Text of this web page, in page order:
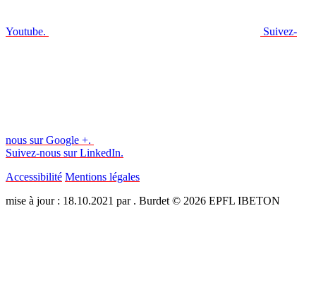
Youtube. Suivez-
nous sur Google +.
Suivez-nous sur LinkedIn.
Accessibilité Mentions légales
mise à jour : 18.10.2021 par . Burdet © 2026 EPFL IBETON